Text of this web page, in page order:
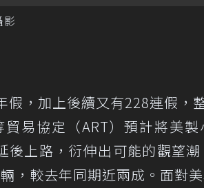
假，加上後續又有228連假，
易協定（ART）預計將美
後上路，衍伸出可能的觀望
，較去年同期近兩成。面對